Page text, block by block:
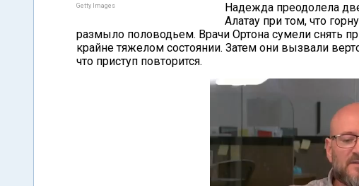
Getty Images
Надежда преодолела
Алатау при том, что
размыло половодьем. Врачи Ортона сумели снять
крайне тяжелом состоянии. Затем они вызвали
что приступ повторится.